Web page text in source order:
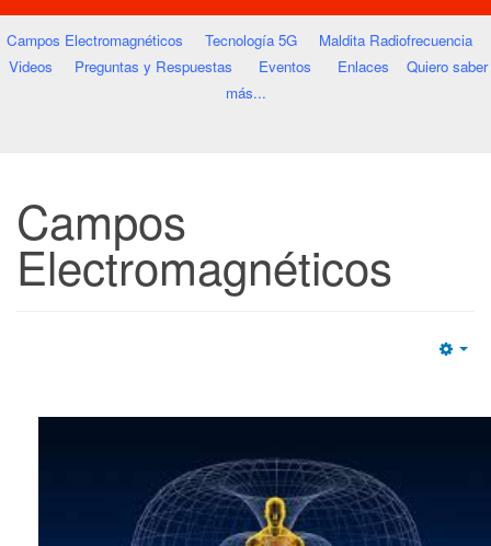
Campos Electromagnéticos Tecnología 5G
Maldita Radiofrecuencia
Videos
Preguntas y Respuestas Eventos Enlaces
Quiero saber
más...
Campos
Electromagnéticos